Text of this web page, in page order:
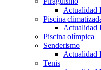
Actualidad
Piscina
Actualidad
Piscina olímpica
Senderismo
Actualidad
Tenis